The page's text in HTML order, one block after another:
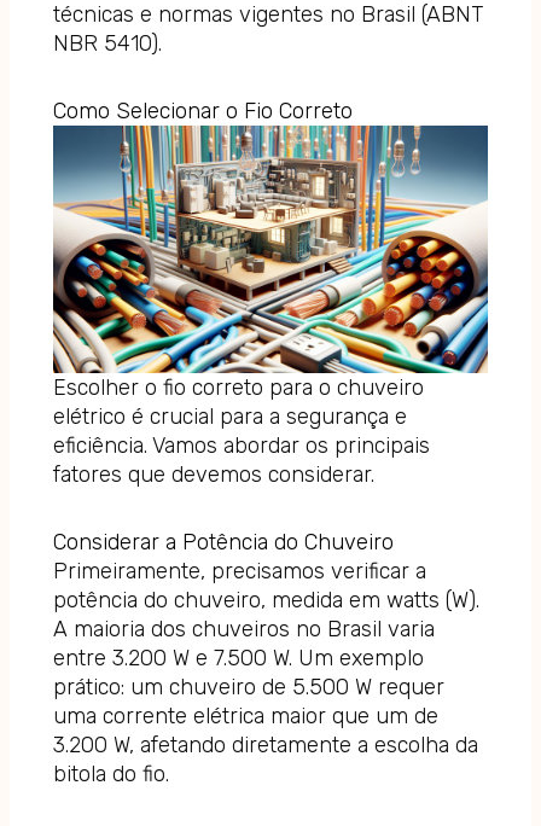
técnicas e normas vigentes no Brasil (ABNT
NBR 5410).
Como Selecionar o Fio Correto
Escolher o fio correto para o chuveiro
elétrico é crucial para a segurança e
eficiência. Vamos abordar os principais
fatores que devemos considerar.
Considerar a Potência do Chuveiro
Primeiramente, precisamos verificar a
potência do chuveiro, medida em watts (W).
A maioria dos chuveiros no Brasil varia
entre 3.200 W e 7.500 W. Um exemplo
prático: um chuveiro de 5.500 W requer
uma corrente elétrica maior que um de
3.200 W, afetando diretamente a escolha da
bitola do fio.